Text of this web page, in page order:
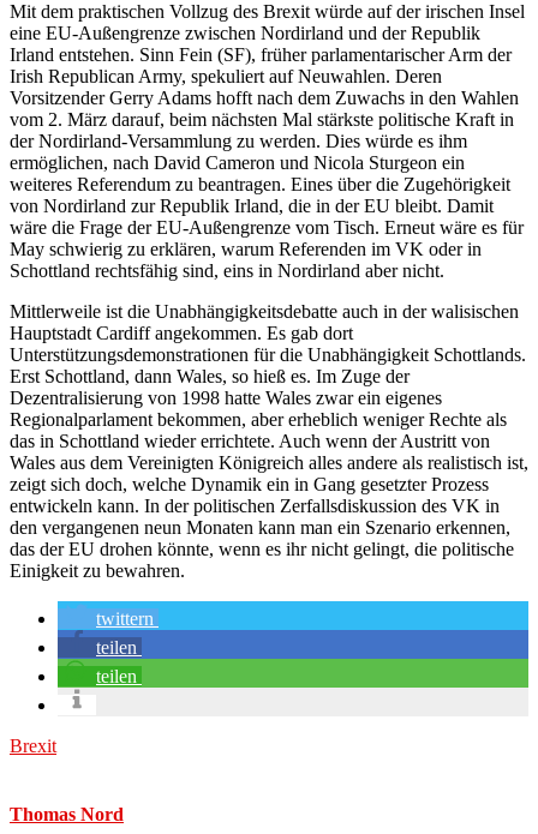
Mit dem praktischen Vollzug des Brexit würde auf der irischen Insel
eine EU-Außengrenze zwischen Nordirland und der Republik
Irland entstehen. Sinn Fein (SF), früher parlamentarischer Arm der
Irish Republican Army, spekuliert auf Neuwahlen. Deren
Vorsitzender Gerry Adams hofft nach dem Zuwachs in den Wahlen
vom 2. März darauf, beim nächsten Mal stärkste politische Kraft in
der Nordirland-Versammlung zu werden. Dies würde es ihm
ermöglichen, nach David Cameron und Nicola Sturgeon ein
weiteres Referendum zu beantragen. Eines über die Zugehörigkeit
von Nordirland zur Republik Irland, die in der EU bleibt. Damit
wäre die Frage der EU-Außengrenze vom Tisch. Erneut wäre es für
May schwierig zu erklären, warum Referenden im VK oder in
Schottland rechtsfähig sind, eins in Nordirland aber nicht.
Mittlerweile ist die Unabhängigkeitsdebatte auch in der walisischen
Hauptstadt Cardiff angekommen. Es gab dort
Unterstützungsdemonstrationen für die Unabhängigkeit Schottlands.
Erst Schottland, dann Wales, so hieß es. Im Zuge der
Dezentralisierung von 1998 hatte Wales zwar ein eigenes
Regionalparlament bekommen, aber erheblich weniger Rechte als
das in Schottland wieder errichtete. Auch wenn der Austritt von
Wales aus dem Vereinigten Königreich alles andere als realistisch ist,
zeigt sich doch, welche Dynamik ein in Gang gesetzter Prozess
entwickeln kann. In der politischen Zerfallsdiskussion des VK in
den vergangenen neun Monaten kann man ein Szenario erkennen,
das der EU drohen könnte, wenn es ihr nicht gelingt, die politische
Einigkeit zu bewahren.
twittern
teilen
teilen
Brexit
Thomas Nord